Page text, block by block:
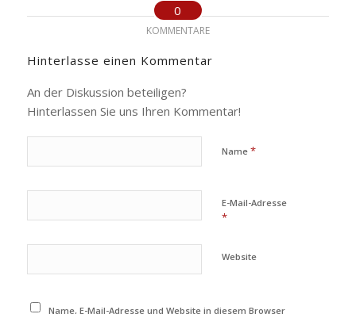
0
KOMMENTARE
Hinterlasse einen Kommentar
An der Diskussion beteiligen?
Hinterlassen Sie uns Ihren Kommentar!
Name *
E-Mail-Adresse
*
Website
Name, E-Mail-Adresse und Website in diesem Browser